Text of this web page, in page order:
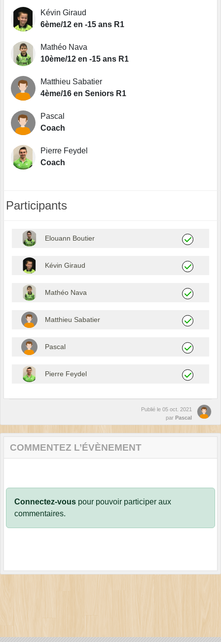
Kévin Giraud
6ème/12 en -15 ans R1
Mathéo Nava
10ème/12 en -15 ans R1
Matthieu Sabatier
4ème/16 en Seniors R1
Pascal
Coach
Pierre Feydel
Coach
Participants
Elouann Boutier
Kévin Giraud
Mathéo Nava
Matthieu Sabatier
Pascal
Pierre Feydel
Publié le 05 oct. 2021
par Pascal
COMMENTEZ L’ÉVÈNEMENT
Connectez-vous pour pouvoir participer aux
commentaires.